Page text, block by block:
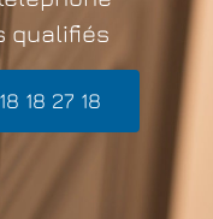
qualifiés
18 27 18